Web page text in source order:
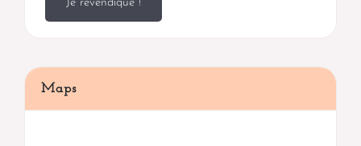
Je revendique !
Maps